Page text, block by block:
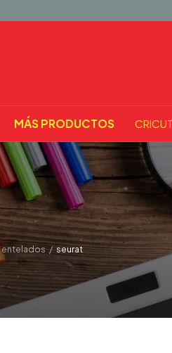
MÁS PRODUCTOS CRICUT
entelados / seurat